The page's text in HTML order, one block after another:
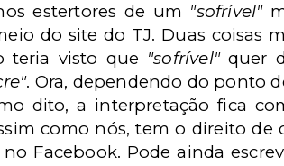
estertores de um "sofrível"
do site do TJ. Duas coisas
teria visto que "sofrível"quer
. Ora, dependendo do ponto
dito, a interpretação fica
como nós, tem o direito
Facebook. Pode ainda